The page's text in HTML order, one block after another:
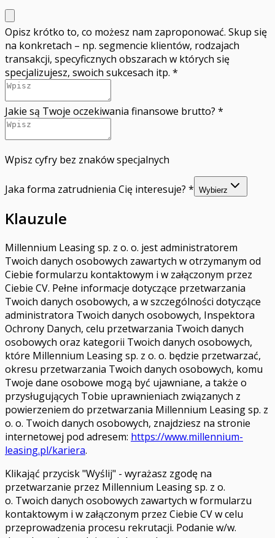
Opisz krótko to, co możesz nam zaproponować. Skup się
na konkretach – np. segmencie klientów, rodzajach
transakcji, specyficznych obszarach w których się
specjalizujesz, swoich sukcesach itp. *
Jakie są Twoje oczekiwania finansowe brutto? *
Wpisz cyfry bez znaków specjalnych
Jaka forma zatrudnienia Cię interesuje? * Wybierz
Klauzule
Millennium Leasing sp. z o. o. jest administratorem
Twoich danych osobowych zawartych w otrzymanym od
Ciebie formularzu kontaktowym i w załączonym przez
Ciebie CV. Pełne informacje dotyczące przetwarzania
Twoich danych osobowych, a w szczególności dotyczące
administratora Twoich danych osobowych, Inspektora
Ochrony Danych, celu przetwarzania Twoich danych
osobowych oraz kategorii Twoich danych osobowych,
które Millennium Leasing sp. z o. o. będzie przetwarzać,
okresu przetwarzania Twoich danych osobowych, komu
Twoje dane osobowe mogą być ujawniane, a także o
przysługujących Tobie uprawnieniach związanych z
powierzeniem do przetwarzania Millennium Leasing sp. z
o. o. Twoich danych osobowych, znajdziesz na stronie
internetowej pod adresem: https://www.millennium-
leasing.pl/kariera.
Klikająć przycisk "Wyślij" - wyrażasz zgodę na
przetwarzanie przez Millennium Leasing sp. z o.
o. Twoich danych osobowych zawartych w formularzu
kontaktowym i w załączonym przez Ciebie CV w celu
przeprowadzenia procesu rekrutacji. Podanie w/w.